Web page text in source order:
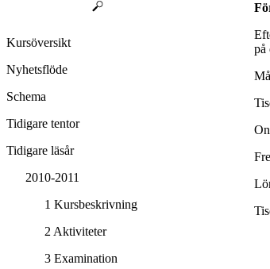
på
Kursöversikt
Nyhetsflöde
Schema
Tidigare tentor
Tidigare läsår
2010-2011
1 Kursbeskrivning
2 Aktiviteter
3 Examination